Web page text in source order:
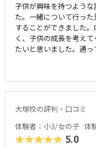
子供が興味を持つよう
た。一緒について行っ
することができました
く、子供の成長を考え
たいと思いました。通
た。お迎えの際に駐車
のでものすごく綺麗な
ており、特に気になる
を比べると少し割高か
思います。先生も話し
不明な点などは特にあ
で、一緒に行った弟も試
兄弟で入会することにな
大塚校の評判・口コミ
体験者：小3/女の子 体
★★★★★ 5.0